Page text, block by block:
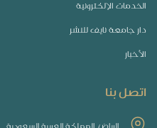
الخدمات الإلكترونية
دار جامعة نايف للنشر
الأخبار
اتصل بنا